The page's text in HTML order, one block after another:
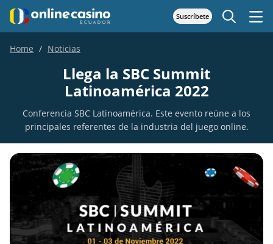
Suscríbete
Home Noticias
Llega la SBC Summit
Latinoamérica 2022
Conferencia SBC Latinoamérica. Este evento reúne a los
principales referentes de la industria del juego online.